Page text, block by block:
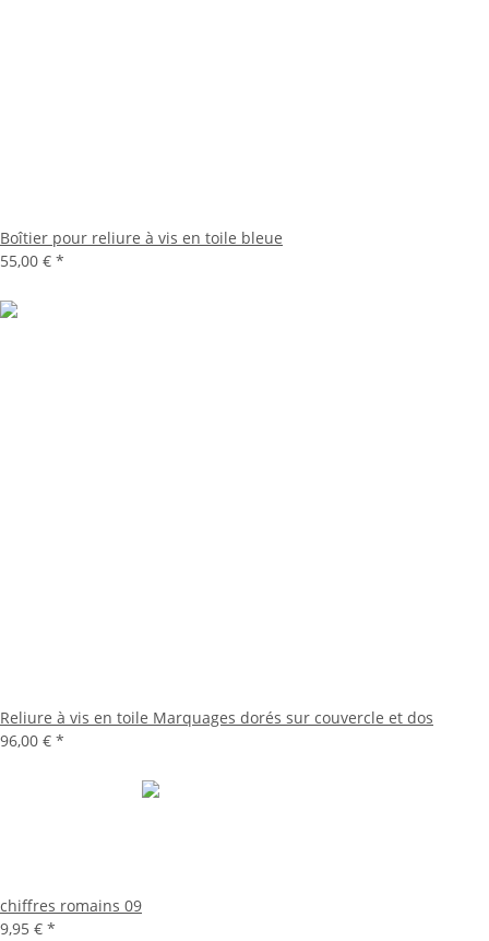
Boîtier pour reliure à vis en toile bleue
55,00 € *
Reliure à vis en toile Marquages dorés sur couvercle et dos
96,00 € *
chiffres romains 09
9,95 € *